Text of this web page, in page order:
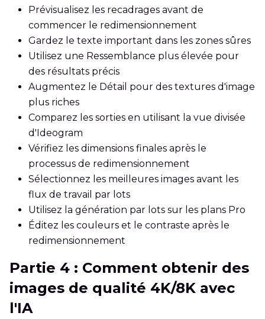
Prévisualisez les recadrages avant de
commencer le redimensionnement
Gardez le texte important dans les zones sûres
Utilisez une Ressemblance plus élevée pour
des résultats précis
Augmentez le Détail pour des textures d'image
plus riches
Comparez les sorties en utilisant la vue divisée
d'Ideogram
Vérifiez les dimensions finales après le
processus de redimensionnement
Sélectionnez les meilleures images avant les
flux de travail par lots
Utilisez la génération par lots sur les plans Pro
Éditez les couleurs et le contraste après le
redimensionnement
Partie 4 : Comment obtenir des
images de qualité 4K/8K avec
l'IA